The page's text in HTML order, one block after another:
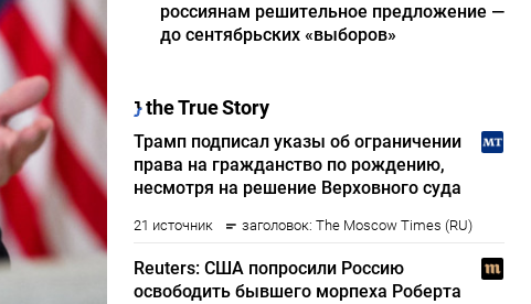
россиянам решительное предложение —
до сентябрьских «выборов»